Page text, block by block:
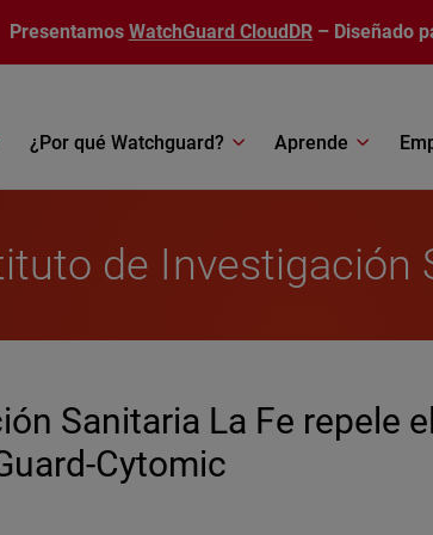
Presentamos WatchGuard CloudDR – Diseñado
¿Por qué Watchguard? Aprende
de Investigación
Sanitaria La Fe repele el
Cytomic